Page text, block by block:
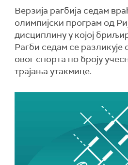
Верзија рагбија седам
олимпијски програм од
дисциплину у којој
Рагби седам се разликује
овог спорта по броју
трајања утакмице.